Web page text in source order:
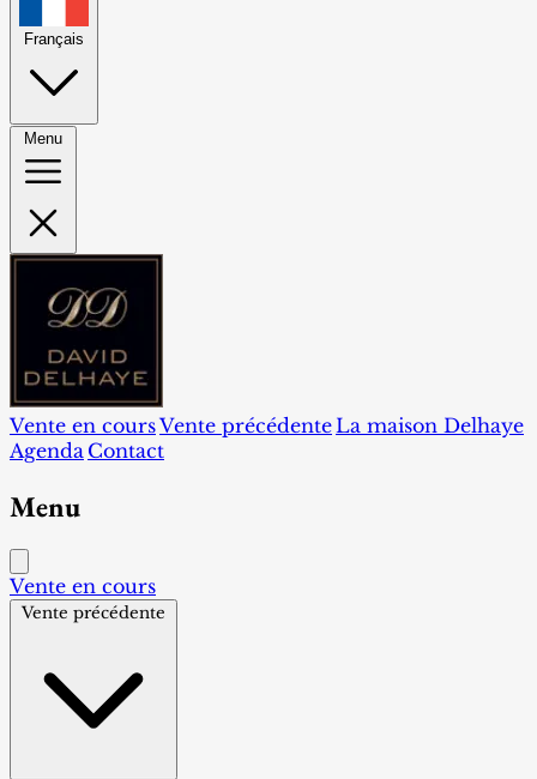
Français
Menu
Vente en coursVente précédente La maison Delhaye
Agenda Contact
Menu
Vente en cours
Vente précédente